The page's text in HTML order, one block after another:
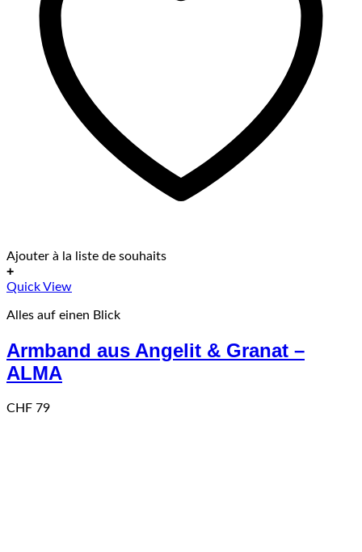
Ajouter à la liste de souhaits
+
Quick View
Alles auf einen Blick
Armband aus Angelit & Granat –
ALMA
CHF 79